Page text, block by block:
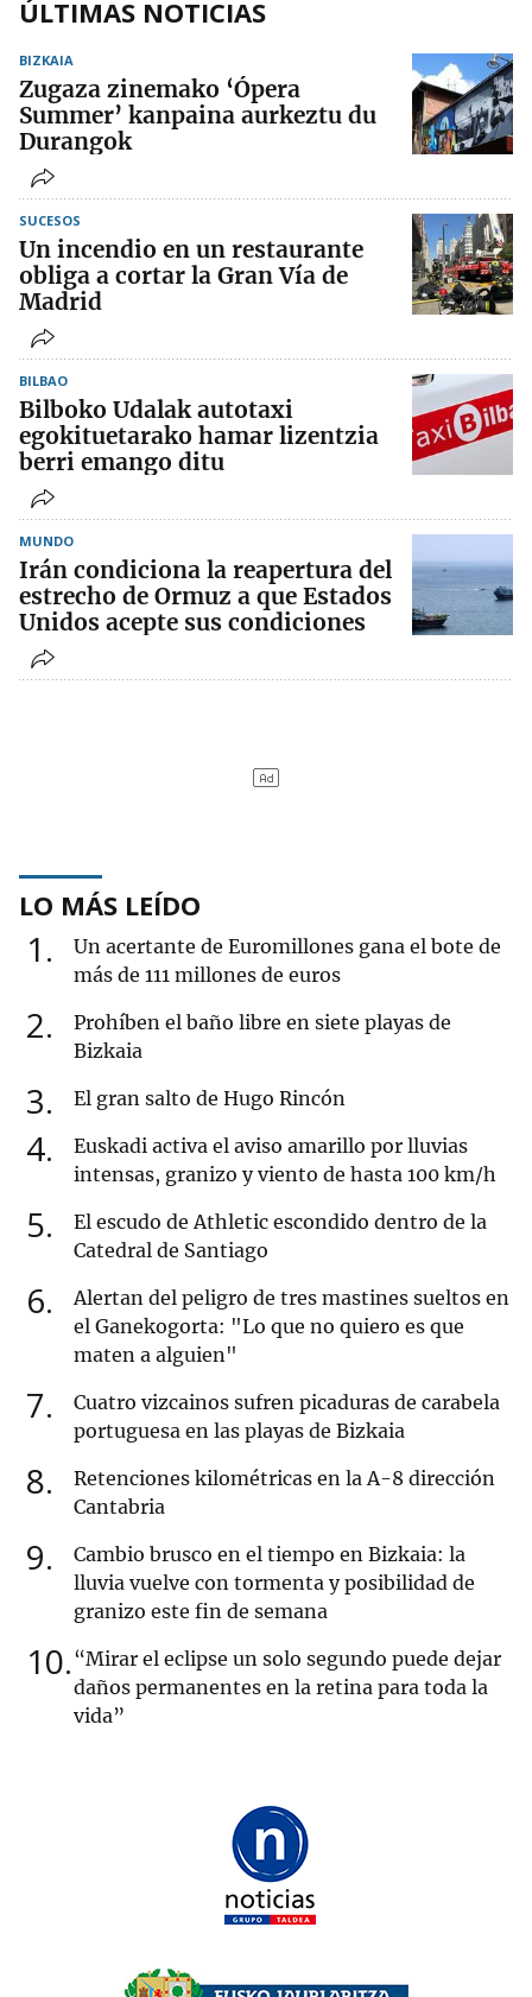
ÚLTIMAS NOTICIAS
BIZKAIA
Zugaza zinemako ‘Ópera
Summer’ kanpaina aurkeztu du
Durangok
SUCESOS
Un incendio en un restaurante
obliga a cortar la Gran Vía de
Madrid
BILBAO
Bilboko Udalak autotaxi
egokituetarako hamar lizentzia
berri emango ditu
MUNDO
Irán condiciona la reapertura del
estrecho de Ormuz a que Estados
Unidos acepte sus condiciones
LO MÁS LEÍDO
1
Un acertante de Euromillones gana el bote de
más de 111 millones de euros
2
Prohíben el baño libre en siete playas de
Bizkaia
3 El gran salto de Hugo Rincón
4
Euskadi activa el aviso amarillo por lluvias
intensas, granizo y viento de hasta 100 km/h
5
El escudo de Athletic escondido dentro de la
Catedral de Santiago
6
Alertan del peligro de tres mastines sueltos en
el Ganekogorta: "Lo que no quiero es que
maten a alguien"
7
Cuatro vizcainos sufren picaduras de carabela
portuguesa en las playas de Bizkaia
8
Retenciones kilométricas en la A-8 dirección
Cantabria
9
Cambio brusco en el tiempo en Bizkaia: la
lluvia vuelve con tormenta y posibilidad de
granizo este fin de semana
10 “Mirar el eclipse un solo segundo puede dejar
daños permanentes en la retina para toda la
vida”